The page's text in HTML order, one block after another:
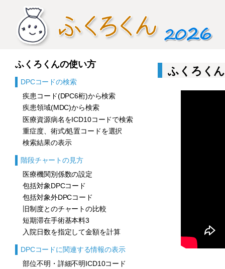
ふくろくんの使い方
DPCコードの検索
疾患コード(DPC6桁)から検索
疾患領域(MDC)から検索
医療資源病名をICD10コードで検索
重症度、術式/処置コードを選択
検索結果の表示
階段チャートの見方
医療機関別係数の設定
包括対象DPCコード
包括対象外DPCコード
旧制度とのチャートの比較
短期滞在手術基本料3
入院日数を指定して金額を計算
DPCコードに関連する情報の表示
部位不明・詳細不明ICD10コード
ふくろく